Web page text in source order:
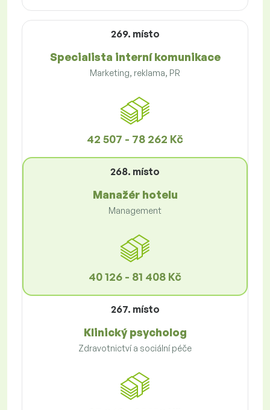
269. místo
Specialista interní komunikace
Marketing, reklama, PR
42 507 - 78 262 Kč
268. místo
Manažér hotelu
Management
40 126 - 81 408 Kč
267. místo
Klinický psycholog
Zdravotnictví a sociální péče